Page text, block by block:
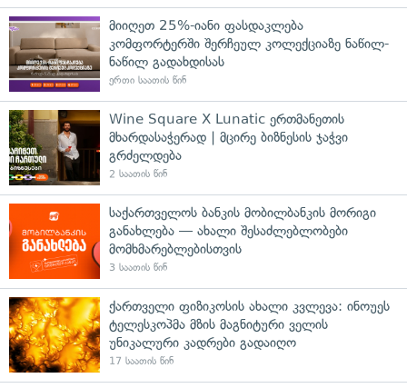
მიიღეთ 25%-იანი ფასდაკლება
კომფორტერში შერჩეულ კოლექციაზე ნაწილ-
ნაწილ გადახდისას
ერთი საათის წინ
Wine Square X Lunatic ერთმანეთის
მხარდასაჭერად | მცირე ბიზნესის ჯაჭვი
გრძელდება
2 საათის წინ
საქართველოს ბანკის მობილბანკის მორიგი
განახლება — ახალი შესაძლებლობები
მომხმარებლებისთვის
3 საათის წინ
ქართველი ფიზიკოსის ახალი კვლევა: ინოუეს
ტელესკოპმა მზის მაგნიტური ველის
უნიკალური კადრები გადაიღო
17 საათის წინ